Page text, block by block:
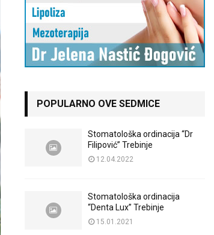
POPULARNO OVE SEDMICE
Stomatološka ordinacija “Dr
Filipović” Trebinje
12.04.2022
Stomatološka ordinacija
“Denta Lux” Trebinje
15.01.2021